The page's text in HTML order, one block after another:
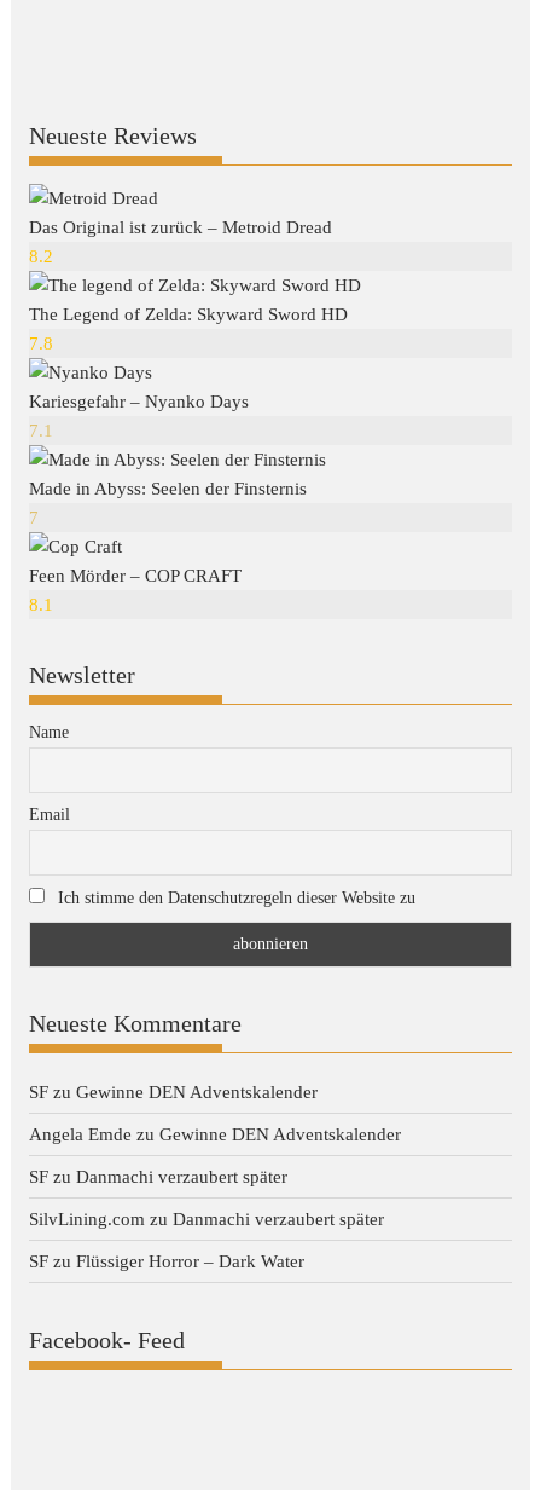
Neueste Reviews
Das Original ist zurück – Metroid Dread
8.2
The Legend of Zelda: Skyward Sword HD
7.8
Kariesgefahr – Nyanko Days
7.1
Made in Abyss: Seelen der Finsternis
7
Feen Mörder – COP CRAFT
8.1
Newsletter
Name
Email
Ich stimme den Datenschutzregeln dieser Website zu
Neueste Kommentare
SF zuGewinne DEN Adventskalender
Angela Emde zuGewinne DEN Adventskalender
SF zuDanmachi verzaubert später
SilvLining.com zuDanmachi verzaubert später
SF zuFlüssiger Horror – Dark Water
Facebook- Feed